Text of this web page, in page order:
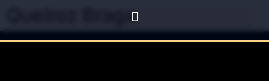
Queiroz Braga